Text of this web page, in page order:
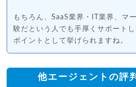
もちろん、SaaS業界・IT業界、マ
験だという人でも手厚くサポート
ポイントとして挙げられますね。
他エージェントの評